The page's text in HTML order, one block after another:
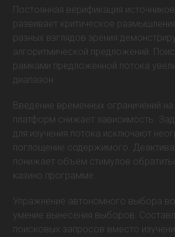
Постоянная верификация
развивает критическое
разных взглядов зрения
алгоритмической предложений.
рамками предложенной потока
диапазон.
Введение временных ограничений
платформ снижает зависимость.
для изучения потока исключают
поглощение содержимого.
понижает объём стимулов
казино программе.
Упражнение автономного выбора
умение вынесения выборов.
поисковых запросов вместо